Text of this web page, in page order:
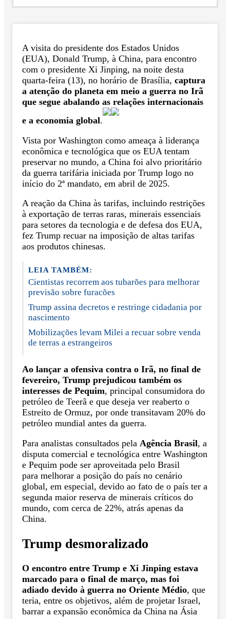
A visita do presidente dos Estados Unidos
(EUA), Donald Trump, à China, para encontro
com o presidente Xi Jinping, na noite desta
quarta-feira (13), no horário de Brasília, captura
a atenção do planeta em meio a guerra no Irã
que segue abalando as relações internacionais
e a economia global.
Vista por Washington como ameaça à liderança
econômica e tecnológica que os EUA tentam
preservar no mundo, a China foi alvo prioritário
da guerra tarifária iniciada por Trump logo no
início do 2ª mandato, em abril de 2025.
A reação da China às tarifas, incluindo restrições
à exportação de terras raras, minerais essenciais
para setores da tecnologia e de defesa dos EUA,
fez Trump recuar na imposição de altas tarifas
aos produtos chinesas.
LEIA TAMBÉM:
Cientistas recorrem aos tubarões para melhorar
previsão sobre furacões
Trump assina decretos e restringe cidadania por
nascimento
Mobilizações levam Milei a recuar sobre venda
de terras a estrangeiros
Ao lançar a ofensiva contra o Irã, no final de
fevereiro, Trump prejudicou também os
interesses de Pequim, principal consumidora do
petróleo de Teerã e que deseja ver reaberto o
Estreito de Ormuz, por onde transitavam 20% do
petróleo mundial antes da guerra.
Para analistas consultados pela Agência Brasil, a
disputa comercial e tecnológica entre Washington
e Pequim pode ser aproveitada pelo Brasil
para melhorar a posição do país no cenário
global, em especial, devido ao fato de o país ter a
segunda maior reserva de minerais críticos do
mundo, com cerca de 22%, atrás apenas da
China.
Trump desmoralizado
O encontro entre Trump e Xi Jinping estava
marcado para o final de março, mas foi
adiado devido à guerra no Oriente Médio, que
teria, entre os objetivos, além de projetar Israel,
barrar a expansão econômica da China na Ásia